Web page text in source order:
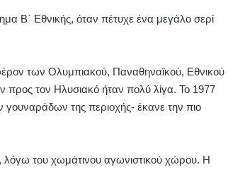
Β΄ Εθνικής, όταν πέτυχε ένα μεγάλο σερί
των Ολυμπιακού, Παναθηναϊκού, Εθνικού
τον Ηλυσιακό ήταν πολύ λίγα. Το 1977
της περιοχής- έκανε την πιο
του χωμάτινου αγωνιστικού χώρου. Η